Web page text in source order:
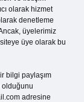
olarak hizmet
denetleme
üyelerimiz
üye olarak bu
bilgi paylaşım
olduğunu
adresine